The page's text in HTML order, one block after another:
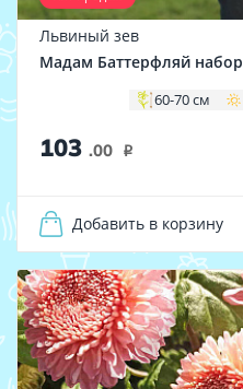
Львиный зев
Мадам Баттерфляй набор
60-70 см
103 .00 i
Добавить в корзину